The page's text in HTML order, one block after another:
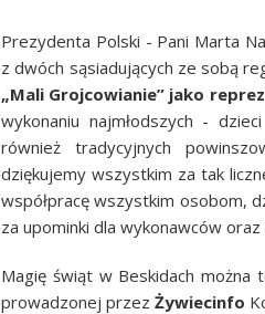
Prezydenta Polski - Pani Marta
z dwóch sąsiadujących ze sobą
„Mali Grojcowianie” jako
wykonaniu najmłodszych -
również tradycyjnych
dziękujemy wszystkim za tak
współpracę wszystkim osobom,
za upominki dla wykonawców
Magię świąt w Beskidachmożna
prowadzonej przez Żywiecinfo